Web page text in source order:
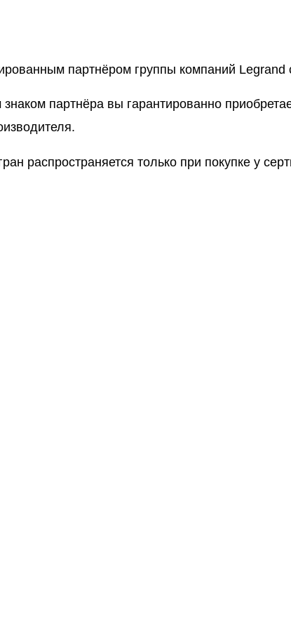
партнёром группы компаний
партнёра вы гарантированно
распространяется только при покупке у